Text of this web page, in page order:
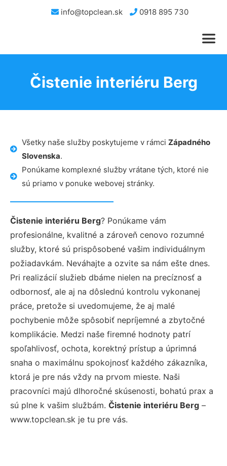
info@topclean.sk 0918 895 730
Čistenie interiéru Berg
Všetky naše služby poskytujeme v rámci Západného
Slovenska.
Ponúkame komplexné služby vrátane tých, ktoré nie
sú priamo v ponuke webovej stránky.
Čistenie interiéru Berg? Ponúkame vám
profesionálne, kvalitné a zároveň cenovo rozumné
služby, ktoré sú prispôsobené vašim individuálnym
požiadavkám. Neváhajte a ozvite sa nám ešte dnes.
Pri realizácií služieb dbáme nielen na precíznosť a
odbornosť, ale aj na dôslednú kontrolu vykonanej
práce, pretože si uvedomujeme, že aj malé
pochybenie môže spôsobiť nepríjemné a zbytočné
komplikácie. Medzi naše firemné hodnoty patrí
spoľahlivosť, ochota, korektný prístup a úprimná
snaha o maximálnu spokojnosť každého zákazníka,
ktorá je pre nás vždy na prvom mieste. Naši
pracovníci majú dlhoročné skúsenosti, bohatú prax a
sú plne k vašim službám. Čistenie interiéru Berg –
www.topclean.sk je tu pre vás.